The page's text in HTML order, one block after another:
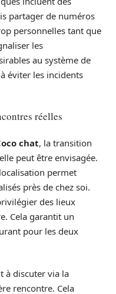
partager de numéros
personnelles tant que
les
au système de
éviter les incidents
réelles
chat, la transition
peut être envisagée.
permet
près de chez soi.
des lieux
Cela garantit un
pour les deux
à discuter via la
rencontre. Cela